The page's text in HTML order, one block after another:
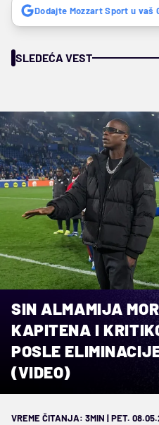
Dodajte Mozzart Sport u vaš
SLEDEĆA VEST
SIN ALMAMIJA
KAPITENA I
POSLE
(VIDEO)
VREME ČITANJA: 3MIN | PET.